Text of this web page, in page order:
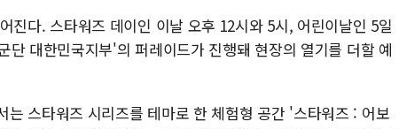
진다. 스타워즈 데이인 이날 오후 12시와 5시, 어린이날인 5일
단 대한민국지부'의 퍼레이드가 진행돼 현장의 열기를 더할 예
는 스타워즈 시리즈를 테마로 한 체험형 공간 '스타워즈 : 어보